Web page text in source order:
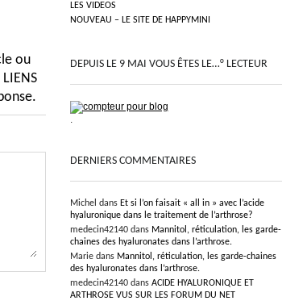
ou
LES VIDEOS
NOUVEAU – LE SITE DE HAPPYMINI
DEPUIS LE 9 MAI VOUS ÊTES LE…° LECTEUR
.
DERNIERS COMMENTAIRES
Michel dans Et si l’on faisait « all in » avec l’acide
hyaluronique dans le traitement de l’arthrose?
medecin42140 dans Mannitol, réticulation, les garde-
chaines des hyaluronates dans l’arthrose.
Marie dans Mannitol, réticulation, les garde-chaines
des hyaluronates dans l’arthrose.
medecin42140 dans ACIDE HYALURONIQUE ET
ARTHROSE VUS SUR LES FORUM DU NET